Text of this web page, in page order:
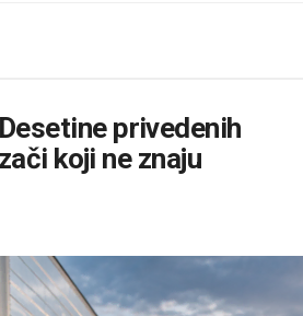
privedenih
koji ne znaju